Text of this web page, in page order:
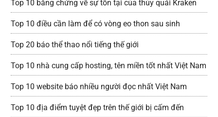
Top 10 bằng chứng về sự tồn tại của thủy quái Kraken
Top 10 điều cần làm để có vòng eo thon sau sinh
Top 20 báo thể thao nổi tiếng thế giới
Top 10 nhà cung cấp hosting, tên miền tốt nhất Việt Nam
Top 10 website báo nhiều người đọc nhất Việt Nam
Top 10 địa điểm tuyệt đẹp trên thế giới bị cấm đến